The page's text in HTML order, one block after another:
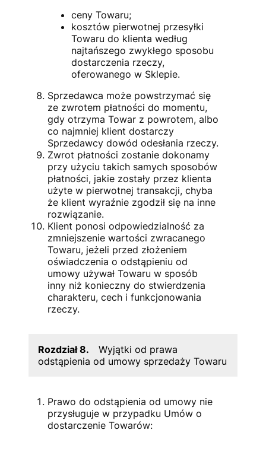
ceny Towaru;
kosztów pierwotnej przesyłki
Towaru do klienta według
najtańszego zwykłego sposobu
dostarczenia rzeczy,
oferowanego w Sklepie.
Sprzedawca może powstrzymać się
ze zwrotem płatności do momentu,
gdy otrzyma Towar z powrotem, albo
co najmniej klient dostarczy
Sprzedawcy dowód odesłania rzeczy.
Zwrot płatności zostanie dokonamy
przy użyciu takich samych sposobów
płatności, jakie zostały przez klienta
użyte w pierwotnej transakcji, chyba
że klient wyraźnie zgodził się na inne
rozwiązanie.
Klient ponosi odpowiedzialność za
zmniejszenie wartości zwracanego
Towaru, jeżeli przed złożeniem
oświadczenia o odstąpieniu od
umowy używał Towaru w sposób
inny niż konieczny do stwierdzenia
charakteru, cech i funkcjonowania
rzeczy.
Rozdział 8.
Wyjątki od prawa
odstąpienia od umowy sprzedaży Towaru
Prawo do odstąpienia od umowy nie
przysługuje w przypadku Umów o
dostarczenie Towarów: